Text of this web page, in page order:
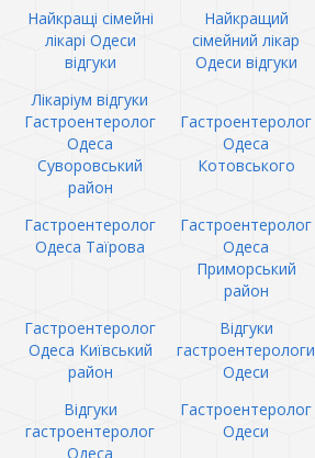
Найкращі сімейні
лікарі Одеси
відгуки
Найкращий
сімейний лікар
Одеси відгуки
Лікаріум відгуки
Гастроентеролог
Одеса
Суворовський
район
Гастроентеролог
Одеса
Котовського
Гастроентеролог
Одеса Таїрова
Гастроентеролог
Одеса
Приморський
район
Гастроентеролог
Одеса Київський
район
Відгуки
гастроентерологи
Одеси
Відгуки
гастроентеролог
Одеса
Гастроентеролог
Одеси